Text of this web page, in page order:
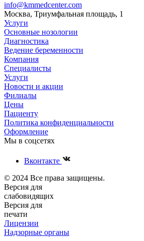
info@kmmedcenter.com
Москва, Триумфальная площадь, 1
Услуги
Основные нозологии
Диагностика
Ведение беременности
Компания
Специалисты
Услуги
Новости и акции
Филиалы
Цены
Пациенту
Политика конфиденциальности
Оформление
Мы в соцсетях
Вконтакте
© 2024 Все права защищены.
Версия для
слабовидящих
Версия для
печати
Лицензии
Надзорные органы